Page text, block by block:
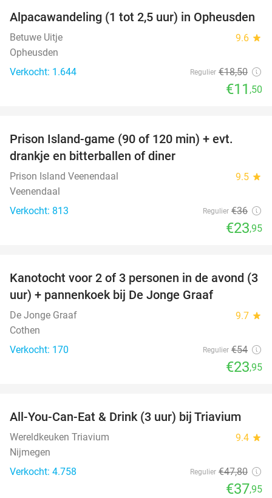
38%
Alpacawandeling (1 tot 2,5 uur) in Opheusden
Betuwe Uitje 9.6 star
Opheusden
Verkocht: 1.644
Regulier €18,50
€11 ,50
Prison Island-game (90 of 120 min) + evt.
drankje en bitterballen of diner
Prison Island Veenendaal 9.5 star
Veenendaal
Verkocht: 813
Regulier €36
€23,95
56%
Kanotocht voor 2 of 3 personen in de avond (3
uur) + pannenkoek bij De Jonge Graaf
De Jonge Graaf 9.7 star
Cothen
Verkocht: 170
Regulier €54
€23,95
21%
All-You-Can-Eat & Drink (3 uur) bij Triavium
Wereldkeuken Triavium 9.4 star
Nijmegen
Verkocht: 4.758
Regulier €47,80
€37,95